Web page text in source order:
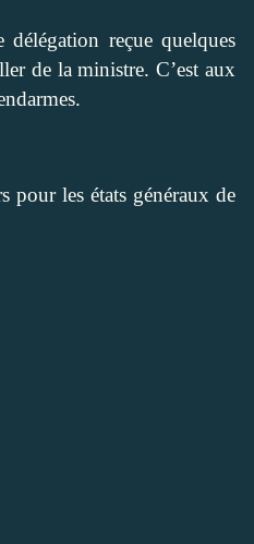
reçue quelques
de la ministre. C’est aux
pour les états généraux de